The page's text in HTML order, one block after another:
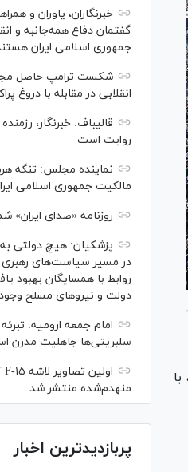
خبرنگاران، یاوران و
گفتمان دفاع همه‌جانبه و
جمهوری اسلامی ایران
شکست ترامپ حاصل
انقلابی در مقابله با دروغ
قالیباف: خبرنگار،
روایت است
نماینده مجلس: تنگه
مالکیت جمهوری اسلامی
روزنامه «صدای ایران» شماره ۴۱۲|
پزشکیان: هیچ دولتی
در مسیر سیاست‌های
روابط با همسایگان بهبود
دولت و نیروهای مسلح وجود
امام جمعه ارومیه:
سلبریتی‌ها جاهلیت مدرن
منهدم‌شده منتشر شد
پربازدیدترین اخبار